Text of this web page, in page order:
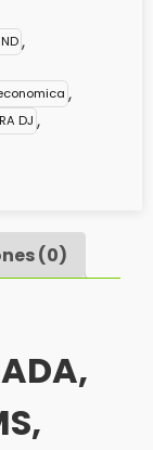
,
,
DJ ,
(0)